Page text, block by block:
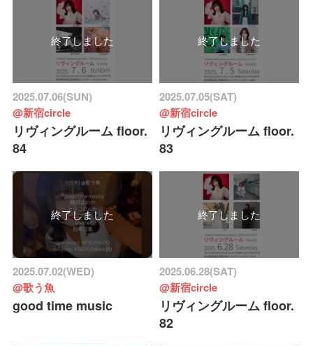
終了しました
2025.07.06(SUN)
@新宿circle
リヴィングルーム floor.
84
終了しました
2025.07.05(SAT)
@新宿circle
リヴィングルーム floor.
83
終了しました
2025.07.02(WED)
@歌う魚
good time music
終了しました
2025.06.28(SAT)
@新宿circle
リヴィングルーム floor.
82